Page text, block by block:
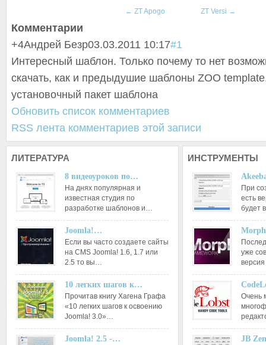
← ZT Apogo ZT Versi →
Комментарии
+4Андрей Безр03.03.2011 10:17#1
Интересный шаблон. Только почему то нет
скачать, как и предыдушие шаблоны ZOO
установочный пакет шаблона
Обновить список комментариев
RSS лента комментариев этой записи
ЛИТЕРАТУРА
8 видеоуроков по…
На днях популярная и
известная студия по
разработке шаблонов и…
Joomla!…
Если вы часто создаете сайты
на CMS Joomla! 1.6, 1.7 или
2.5 то вы…
10 легких шагов к…
Прочитав книгу Хагена Графа
«10 легких шагов к освоению
Joomla! 3.0»…
Joomla! 2.5 -…
ИНСТРУМЕНТЫ
При
есть
будет
уже
Очень
JB